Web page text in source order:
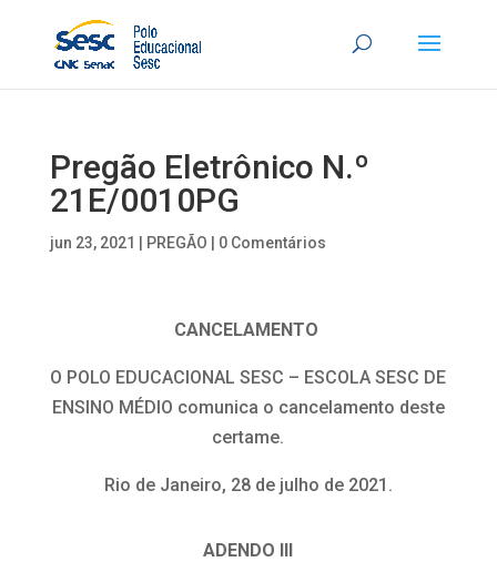
Pregão Eletrônico N.º
21E/0010PG
jun 23, 2021 PREGÃO 0 Comentários
CANCELAMENTO
O POLO EDUCACIONAL SESC – ESCOLA SESC DE
ENSINO MÉDIO comunica o cancelamento deste
certame.
Rio de Janeiro, 28 de julho de 2021.
ADENDO III